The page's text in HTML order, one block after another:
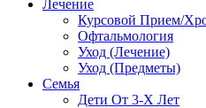
Лечение
Курсовой Прием/
Офтальмология
Уход (Лечение)
Уход (Предметы)
Семья
Дети От 3-Х Лет